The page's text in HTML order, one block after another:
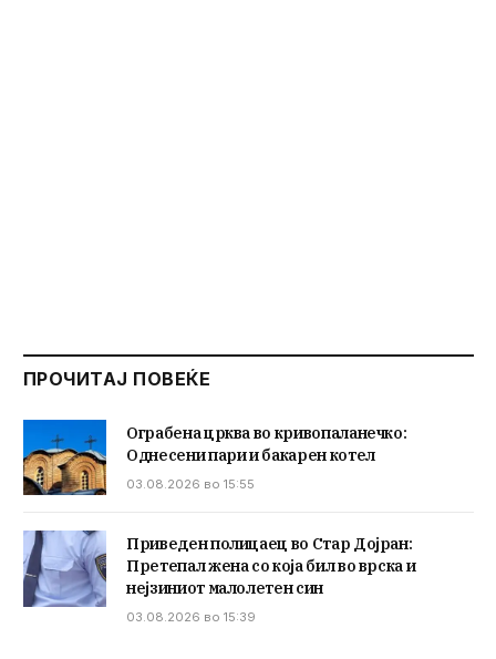
ПРОЧИТАЈ ПОВЕЌЕ
Ограбена црква во кривопаланечко:
Однесени пари и бакарен котел
03.08.2026 во 15:55
Приведен полицаец во Стар Дојран:
Претепал жена со која бил во врска и
нејзиниот малолетен син
03.08.2026 во 15:39